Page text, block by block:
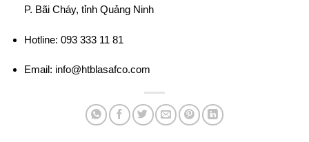
P. Bãi Cháy, tỉnh Quảng Ninh
Hotline: 093 333 11 81
Email: info@htblasafco.com